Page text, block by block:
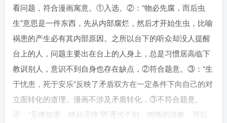
看问题，符合漫画寓意。①入选。②：“物必先腐，而后虫
生”意思是一件东西，先从内部腐烂，然后才开始生虫，比喻
祸患的产生必有其内部原因。之所以台下的听众却没人提醒
台上的人，问题主要出在台上的人身上，总是习惯居高临下
教训别人，意识不到自身也存在缺点，②符合题意。③：“生
于忧患，死于安乐”反映了矛盾双方在一定条件下向自己的对
立面转化的道理。漫画不涉及矛盾转化，③不符合题意。
④：“见微知著，睹始见终”即通过个别、细微的迹象，可以